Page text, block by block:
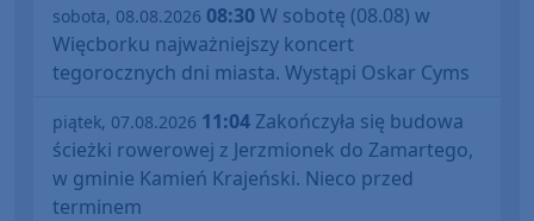
sobota, 08.08.2026 08:30W sobotę (08.08) w
Więcborku najważniejszy koncert
tegorocznych dni miasta. Wystąpi Oskar Cyms
piątek, 07.08.2026 11:04 Zakończyła się budowa
ścieżki rowerowej z Jerzmionek do Zamartego,
w gminie Kamień Krajeński. Nieco przed
terminem